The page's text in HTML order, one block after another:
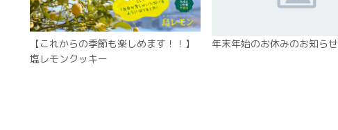
【これからの季節も楽しめます！！】
塩レモンクッキー
年末年始のお休みのお知らせ